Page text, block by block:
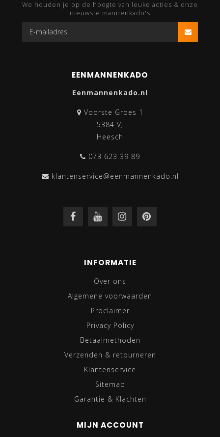
We houden je op de hoogte van leuke acties & onze
nieuwste mannenkado's
EENMANNENKADO
Eenmannenkado.nl
Voorste Groes 1
5384 VJ
Heesch
073 623 39 89
klantenservice@eenmannenkado.nl
INFORMATIE
Over ons
Algemene voorwaarden
Proclaimer
Privacy Policy
Betaalmethoden
Verzenden & retourneren
Klantenservice
Sitemap
Garantie & Klachten
MIJN ACCOUNT